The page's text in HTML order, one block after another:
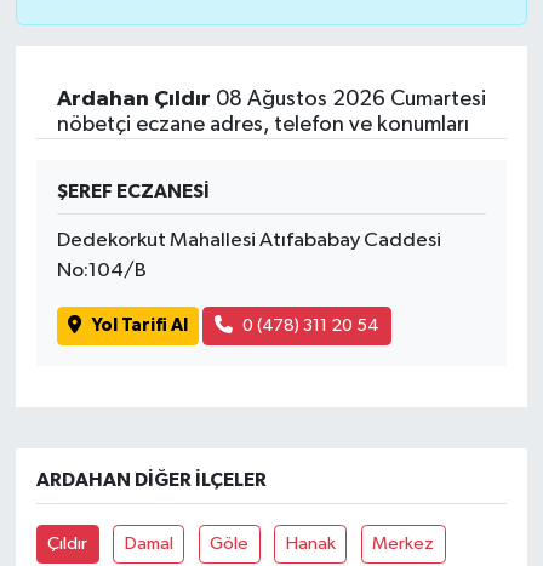
Ardahan Çıldır 08 Ağustos 2026 Cumartesi
nöbetçi eczane adres, telefon ve konumları
ŞEREF ECZANESİ
Dedekorkut Mahallesi Atıfababay Caddesi
No:104/B
Yol Tarifi Al 0 (478) 311 20 54
ARDAHAN DIĞER İLÇELER
Çıldır Damal Göle Hanak Merkez